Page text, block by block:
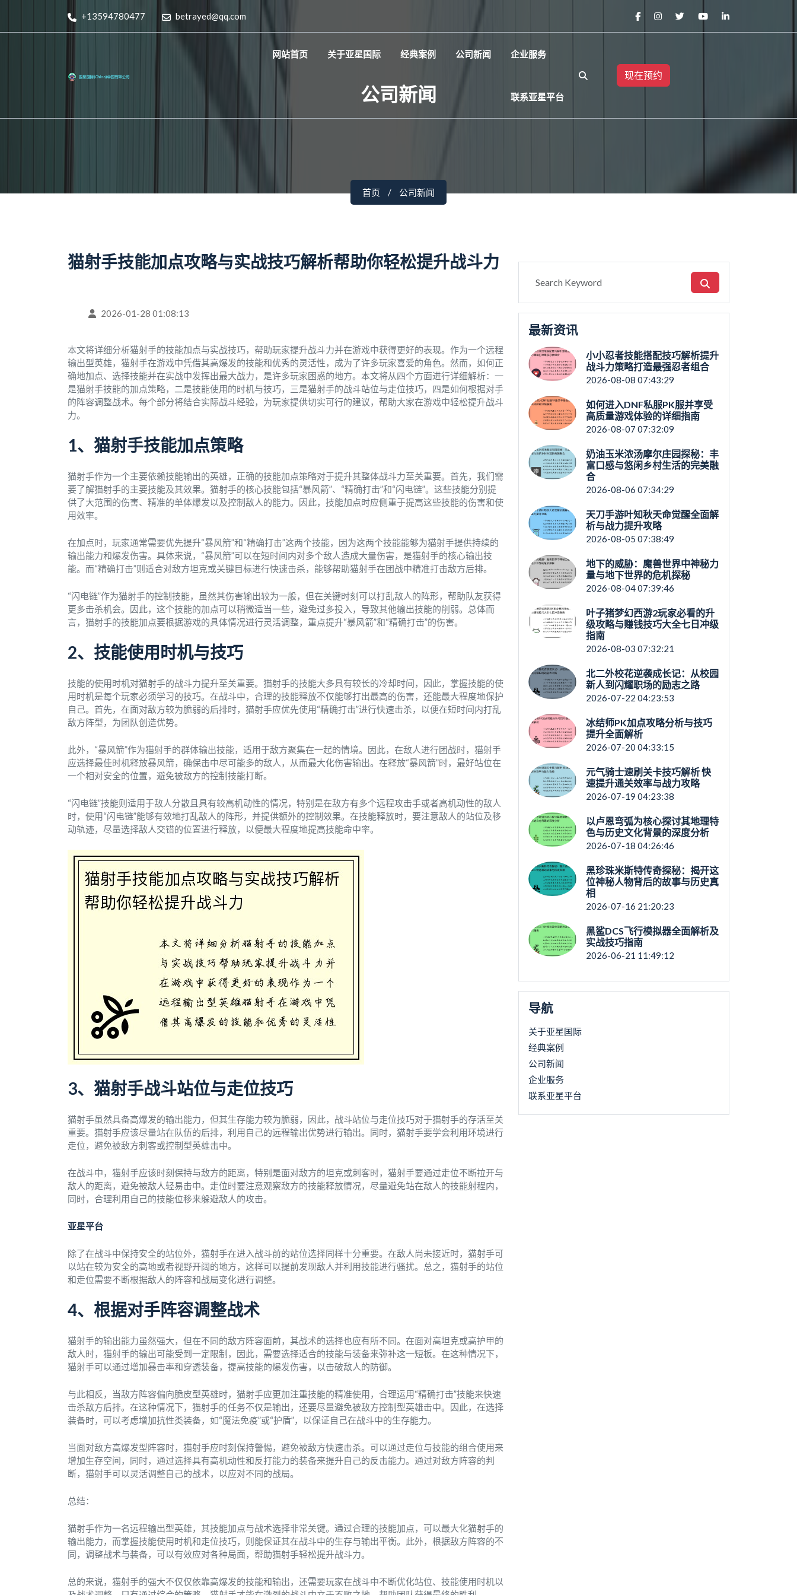
+13594780477 betrayed@qq.com
网站首页 关于亚星国际 经典案例 公司新闻 企业服务
联系亚星平台
现在预约
公司新闻
首页 公司新闻
猫射手技能加点攻略与实战技巧解析帮助你轻松提升战斗力
2026-01-28 01:08:13
本文将详细分析猫射手的技能加点与实战技巧，帮助玩家提升战斗力并在游戏中获得更好的表现。作为一个远程
输出型英雄，猫射手在游戏中凭借其高爆发的技能和优秀的灵活性，成为了许多玩家喜爱的角色。然而，如何正
确地加点、选择技能并在实战中发挥出最大战力，是许多玩家困惑的地方。本文将从四个方面进行详细解析：一
是猫射手技能的加点策略，二是技能使用的时机与技巧，三是猫射手的战斗站位与走位技巧，四是如何根据对手
的阵容调整战术。每个部分将结合实际战斗经验，为玩家提供切实可行的建议，帮助大家在游戏中轻松提升战斗
力。
1、猫射手技能加点策略
猫射手作为一个主要依赖技能输出的英雄，正确的技能加点策略对于提升其整体战斗力至关重要。首先，我们需
要了解猫射手的主要技能及其效果。猫射手的核心技能包括“暴风箭”、“精确打击”和“闪电链”。这些技能分别提
供了大范围的伤害、精准的单体爆发以及控制敌人的能力。因此，技能加点时应侧重于提高这些技能的伤害和使
用效率。
在加点时，玩家通常需要优先提升“暴风箭”和“精确打击”这两个技能，因为这两个技能能够为猫射手提供持续的
输出能力和爆发伤害。具体来说，“暴风箭”可以在短时间内对多个敌人造成大量伤害，是猫射手的核心输出技
能。而“精确打击”则适合对敌方坦克或关键目标进行快速击杀，能够帮助猫射手在团战中精准打击敌方后排。
“闪电链”作为猫射手的控制技能，虽然其伤害输出较为一般，但在关键时刻可以打乱敌人的阵形，帮助队友获得
更多击杀机会。因此，这个技能的加点可以稍微适当一些，避免过多投入，导致其他输出技能的削弱。总体而
言，猫射手的技能加点要根据游戏的具体情况进行灵活调整，重点提升“暴风箭”和“精确打击”的伤害。
2、技能使用时机与技巧
技能的使用时机对猫射手的战斗力提升至关重要。猫射手的技能大多具有较长的冷却时间，因此，掌握技能的使
用时机是每个玩家必须学习的技巧。在战斗中，合理的技能释放不仅能够打出最高的伤害，还能最大程度地保护
自己。首先，在面对敌方较为脆弱的后排时，猫射手应优先使用“精确打击”进行快速击杀，以便在短时间内打乱
敌方阵型，为团队创造优势。
此外，“暴风箭”作为猫射手的群体输出技能，适用于敌方聚集在一起的情境。因此，在敌人进行团战时，猫射手
应选择最佳时机释放暴风箭，确保击中尽可能多的敌人，从而最大化伤害输出。在释放“暴风箭”时，最好站位在
一个相对安全的位置，避免被敌方的控制技能打断。
“闪电链”技能则适用于敌人分散且具有较高机动性的情况，特别是在敌方有多个远程攻击手或者高机动性的敌人
时，使用“闪电链”能够有效地打乱敌人的阵形，并提供额外的控制效果。在技能释放时，要注意敌人的站位及移
动轨迹，尽量选择敌人交错的位置进行释放，以便最大程度地提高技能命中率。
3、猫射手战斗站位与走位技巧
猫射手虽然具备高爆发的输出能力，但其生存能力较为脆弱，因此，战斗站位与走位技巧对于猫射手的存活至关
重要。猫射手应该尽量站在队伍的后排，利用自己的远程输出优势进行输出。同时，猫射手要学会利用环境进行
走位，避免被敌方刺客或控制型英雄击中。
在战斗中，猫射手应该时刻保持与敌方的距离，特别是面对敌方的坦克或刺客时，猫射手要通过走位不断拉开与
敌人的距离，避免被敌人轻易击中。走位时要注意观察敌方的技能释放情况，尽量避免站在敌人的技能射程内，
同时，合理利用自己的技能位移来躲避敌人的攻击。
亚星平台
除了在战斗中保持安全的站位外，猫射手在进入战斗前的站位选择同样十分重要。在敌人尚未接近时，猫射手可
以站在较为安全的高地或者视野开阔的地方，这样可以提前发现敌人并利用技能进行骚扰。总之，猫射手的站位
和走位需要不断根据敌人的阵容和战局变化进行调整。
4、根据对手阵容调整战术
猫射手的输出能力虽然强大，但在不同的敌方阵容面前，其战术的选择也应有所不同。在面对高坦克或高护甲的
敌人时，猫射手的输出可能受到一定限制，因此，需要选择适合的技能与装备来弥补这一短板。在这种情况下，
猫射手可以通过增加暴击率和穿透装备，提高技能的爆发伤害，以击破敌人的防御。
与此相反，当敌方阵容偏向脆皮型英雄时，猫射手应更加注重技能的精准使用，合理运用“精确打击”技能来快速
击杀敌方后排。在这种情况下，猫射手的任务不仅是输出，还要尽量避免被敌方控制型英雄击中。因此，在选择
装备时，可以考虑增加抗性类装备，如“魔法免疫”或“护盾”，以保证自己在战斗中的生存能力。
当面对敌方高爆发型阵容时，猫射手应时刻保持警惕，避免被敌方快速击杀。可以通过走位与技能的组合使用来
增加生存空间，同时，通过选择具有高机动性和反打能力的装备来提升自己的反击能力。通过对敌方阵容的判
断，猫射手可以灵活调整自己的战术，以应对不同的战局。
总结：
猫射手作为一名远程输出型英雄，其技能加点与战术选择非常关键。通过合理的技能加点，可以最大化猫射手的
输出能力，而掌握技能使用时机和走位技巧，则能保证其在战斗中的生存与输出平衡。此外，根据敌方阵容的不
同，调整战术与装备，可以有效应对各种局面，帮助猫射手轻松提升战斗力。
总的来说，猫射手的强大不仅仅依靠高爆发的技能和输出，还需要玩家在战斗中不断优化站位、技能使用时机以
最新资讯
小小忍者技能搭配技巧解析提升
战斗力策略打造最强忍者组合
2026-08-08 07:43:29
如何进入DNF私服PK服并享受
高质量游戏体验的详细指南
2026-08-07 07:32:09
奶油玉米浓汤摩尔庄园探秘：丰
富口感与悠闲乡村生活的完美融
合
2026-08-06 07:34:29
天刀手游叶知秋天命觉醒全面解
析与战力提升攻略
2026-08-05 07:38:49
地下的威胁：魔兽世界中神秘力
量与地下世界的危机探秘
2026-08-04 07:39:46
叶子猪梦幻西游2玩家必看的升
级攻略与赚钱技巧大全七日冲级
指南
2026-08-03 07:32:21
北二外校花逆袭成长记：从校园
新人到闪耀职场的励志之路
2026-07-22 04:23:53
冰结师PK加点攻略分析与技巧
提升全面解析
2026-07-20 04:33:15
元气骑士速刷关卡技巧解析 快
速提升通关效率与战力攻略
2026-07-19 04:23:38
以卢恩弯弧为核心探讨其地理特
色与历史文化背景的深度分析
2026-07-18 04:26:46
黑珍珠米斯特传奇探秘：揭开这
位神秘人物背后的故事与历史真
相
2026-07-16 21:20:23
黑鲨DCS飞行模拟器全面解析及
实战技巧指南
2026-06-21 11:49:12
导航
关于亚星国际
经典案例
公司新闻
企业服务
联系亚星平台